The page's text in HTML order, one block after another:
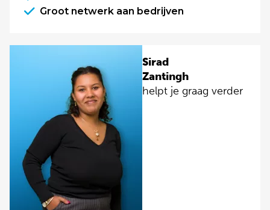
Groot netwerk aan bedrijven
Sirad
Zantingh
helpt je graag verder